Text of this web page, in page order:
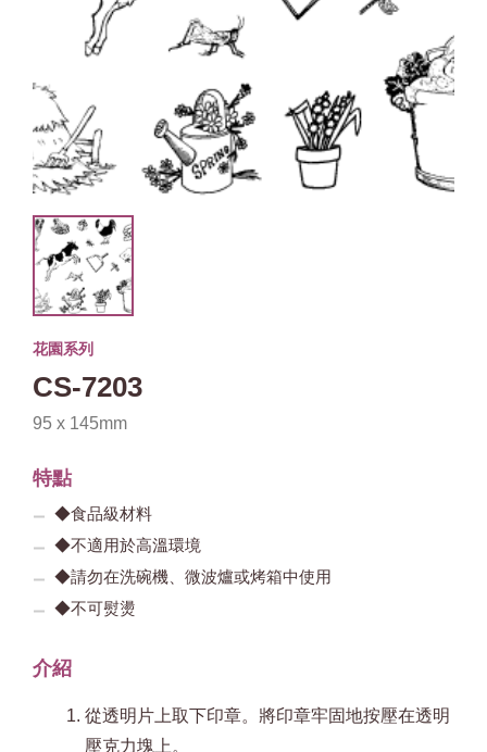
花園系列
CS-7203
95 x 145mm
特點
◆食品級材料
◆不適用於高溫環境
◆請勿在洗碗機、微波爐或烤箱中使用
◆不可熨燙
介紹
從透明片上取下印章。將印章牢固地按壓在透明
壓克力塊上。